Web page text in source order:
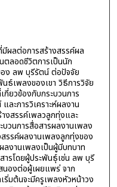
ผลต่อการสร้างสรรค์ผล
ลอดชีวิตการเป็นนัก
ง ลพ บุรีรัตน์ ต่อปัจจัย
ธ์เพลงของเขา วิธีการวิจัย
ยวข้องกับกระบวนการ
ะการวิเคราะห์ผลงาน
งสรรค์เพลวลูกทุ่งและ
วนการสื่อสารผลงานเพลง
รรค์ผลงานเพลงลูกทุ่งของ
งานเพลงเป็นผู้มีบทบาท
ารโดยผู้ประพันธุ์เช่น ลพ บุรี
องต่อผู้เผยแพร่ จาก
มต้นจะมีครูเพลงหัวหน้าวง